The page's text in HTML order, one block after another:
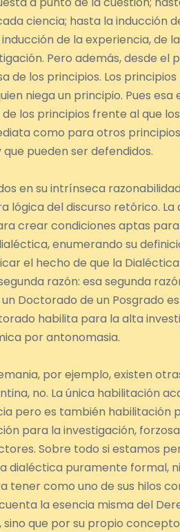
ciencia; hasta la inducción
de la experiencia, de
Pero además, desde
de los principios. Los
niega un principio. Pues
los principios frente al que
como para otros
pueden ser defendidos.
en su intrínseca
lógica del discurso retórico.
crear condiciones aptas
enumerando su
el hecho de que la
razón: esa segunda
Doctorado de un Posgrado
habilita para la alta
por antonomasia.
por ejemplo, existen
no. La única habilitación
pero es también habilitación
para la investigación,
Sobre todo si estamos
dialéctica puramente formal,
tener como uno de sus hilos
la esencia misma del
que por su propio